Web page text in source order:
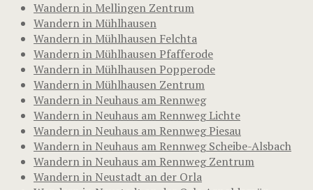
Wandern in Mellingen Zentrum
Wandern in Mühlhausen
Wandern in Mühlhausen Felchta
Wandern in Mühlhausen Pfafferode
Wandern in Mühlhausen Popperode
Wandern in Mühlhausen Zentrum
Wandern in Neuhaus am Rennweg
Wandern in Neuhaus am Rennweg Lichte
Wandern in Neuhaus am Rennweg Piesau
Wandern in Neuhaus am Rennweg Scheibe-Alsbach
Wandern in Neuhaus am Rennweg Zentrum
Wandern in Neustadt an der Orla